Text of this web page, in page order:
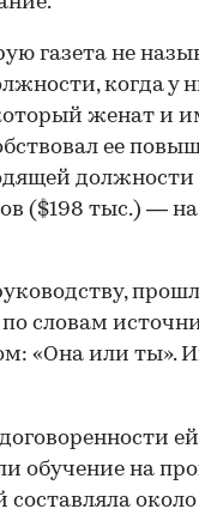
газета не
когда у
женат и
ее
должности
($198 тыс.) —
словам
«Она или ты».
обучение на